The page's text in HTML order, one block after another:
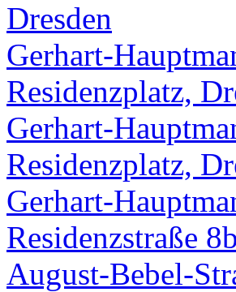
Dresden
Gerhart-
Residenzplatz,
Gerhart-
Residenzplatz,
Gerhart-
Residenzstraße
August-Bebel-